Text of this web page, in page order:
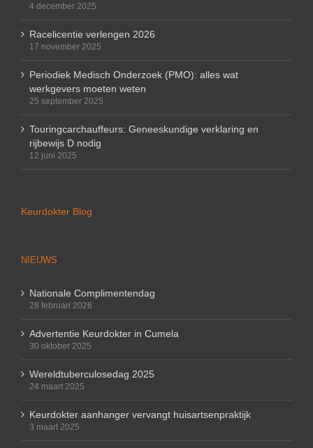
4 december 2025
Racelicentie verlengen 2026
17 november 2025
Periodiek Medisch Onderzoek (PMO): alles wat
werkgevers moeten weten
25 september 2025
Touringcarchauffeurs: Geneeskundige verklaring en
rijbewijs D nodig
12 juni 2025
Keurdokter Blog
NIEUWS
Nationale Complimentendag
28 februari 2026
Advertentie Keurdokter in Cumela
30 oktober 2025
Wereldtuberculosedag 2025
24 maart 2025
Keurdokter aanhanger vervangt huisartsenpraktijk
3 maart 2025